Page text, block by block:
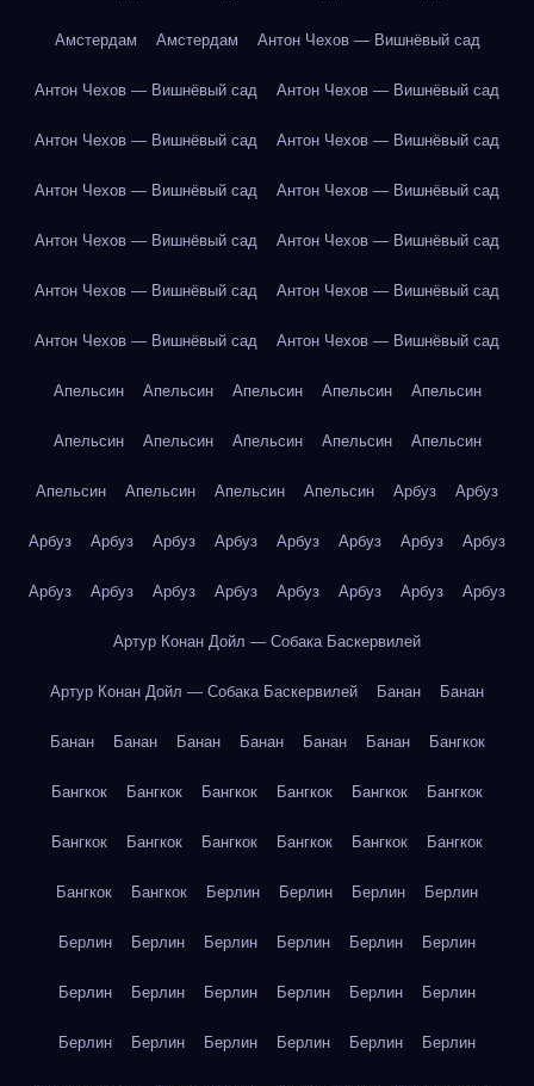
Амстердам Амстердам Антон Чехов — Вишнёвый сад
Антон Чехов — Вишнёвый сад Антон Чехов — Вишнёвый сад
Антон Чехов — Вишнёвый сад Антон Чехов — Вишнёвый сад
Антон Чехов — Вишнёвый сад Антон Чехов — Вишнёвый сад
Антон Чехов — Вишнёвый сад Антон Чехов — Вишнёвый сад
Антон Чехов — Вишнёвый сад Антон Чехов — Вишнёвый сад
Антон Чехов — Вишнёвый сад Антон Чехов — Вишнёвый сад
Апельсин Апельсин Апельсин Апельсин Апельсин
Апельсин Апельсин Апельсин Апельсин Апельсин
Апельсин Апельсин Апельсин Апельсин Арбуз Арбуз
Арбуз Арбуз Арбуз Арбуз Арбуз Арбуз Арбуз Арбуз
Арбуз Арбуз Арбуз Арбуз Арбуз Арбуз Арбуз Арбуз
Артур Конан Дойл — Собака Баскервилей
Артур Конан Дойл — Собака Баскервилей Банан Банан
Банан Банан Банан Банан Банан Банан Бангкок
Бангкок Бангкок Бангкок Бангкок Бангкок Бангкок
Бангкок Бангкок Бангкок Бангкок Бангкок Бангкок
Бангкок Бангкок Берлин Берлин Берлин Берлин
Берлин Берлин Берлин Берлин Берлин Берлин
Берлин Берлин Берлин Берлин Берлин Берлин
Берлин Берлин Берлин Берлин Берлин Берлин